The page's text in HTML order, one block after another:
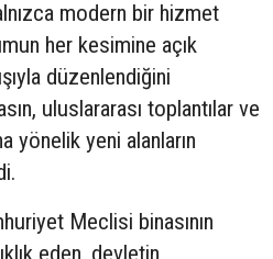
modern bir hizmet
her kesimine açık
düzenlendiğini
uluslararası toplantılar ve
yönelik yeni alanların
Meclisi binasının
eden, devletin